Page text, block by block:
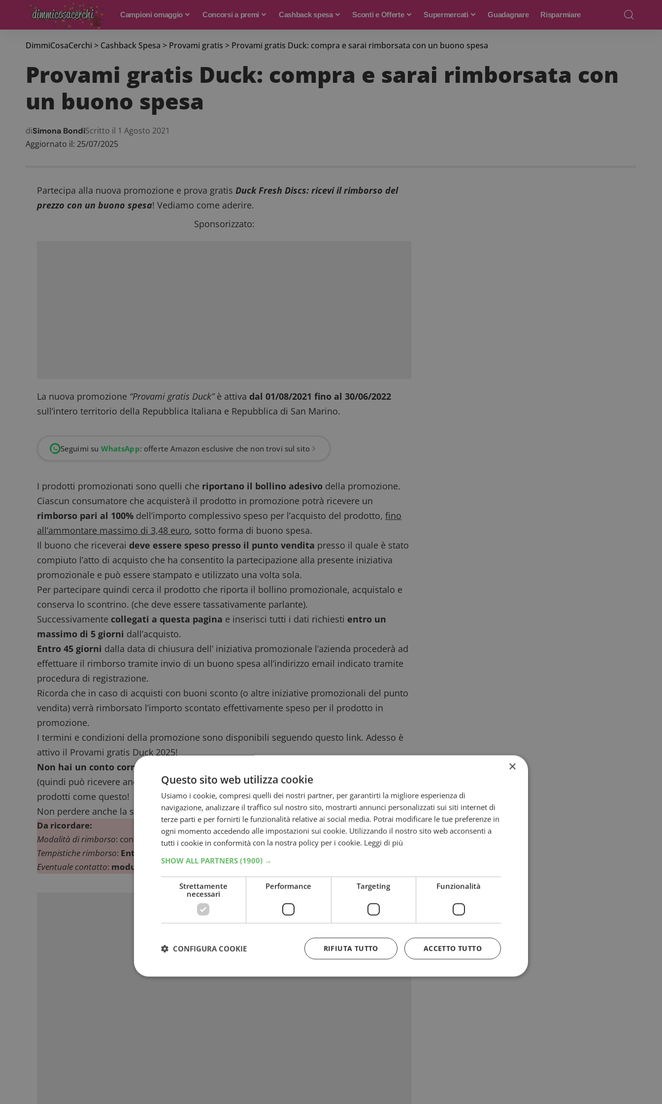
Campioni omaggio Concorsi a premi Cashback spesa Sconti e Offerte Supermercati Guadagnare Risparmiare
DimmiCosaCerchi > Cashback Spesa > Provami gratis > Provami gratis Duck: compra e sarai rimborsata con un buono spesa
Provami gratis Duck: compra e sarai rimborsata con
un buono spesa
Aggiornato il: 25/07/2025
diSimona BondiScritto il 1 Agosto 2021
Partecipa alla nuova promozione e prova gratisDuck Fresh Discs: ricevi il rimborso del
prezzo con un buono spesa! Vediamo come aderire.
Sponsorizzato:
La nuova promozione “Provami gratis Duck”è attiva dal 01/08/2021 fino al 30/06/2022
sull’intero territorio della Repubblica Italiana e Repubblica di San Marino.
Seguimi su WhatsApp: offerte Amazon esclusive che non trovi sul sito
I prodotti promozionati sono quelli che riportano il bollino adesivo della promozione.
Ciascun consumatore che acquisterà il prodotto in promozione potrà ricevere un
rimborso pari al 100% dell’importo complessivo speso per l’acquisto del prodotto,fino
all’ammontare massimo di 3,48 euro, sotto forma di buono spesa.
Il buono che riceverai deve essere speso presso il punto vendita presso il quale è stato
compiuto l’atto di acquisto che ha consentito la partecipazione alla presente iniziativa
promozionale e può essere stampato e utilizzato una volta sola.
Per partecipare quindi cerca il prodotto che riporta il bollino promozionale, acquistalo e
conserva lo scontrino. (che deve essere tassativamente parlante).
Successivamente collegati a questa pagina e inserisci tutti i dati richiesti entro un
massimo di 5 giorni dall’acquisto.
Entro 45 giorni dalla data di chiusura dell’ iniziativa promozionale l’azienda procederà ad
effettuare il rimborso tramite invio di un buono spesa all’indirizzo email indicato tramite
procedura di registrazione.
Ricorda che in caso di acquisti con buoni sconto (o altre iniziative promozionali del punto
vendita) verrà rimborsato l’importo scontato effettivamente speso per il prodotto in
promozione.
I termini e condizioni della promozione sono disponibili seguendo questo link. Adesso è
attivo il Provami gratis Duck 2025!
Non hai un conto corrente?
(quindi può ricevere anche bonifici) e la utilizzo anche io per ricevere i cashback dei
prodotti come questo!
Non perdere anche la sezione dedicata a tutti iProvami gratis!
Da ricordare:
Modalità di rimborso: con buono spesa
Tempistiche rimborso: Entro 45 giorni
Eventuale contatto: modulo contatti del sito
Sponsorizzato:
×
Questo sito web utilizza cookie
Usiamo i cookie, compresi quelli dei nostri partner, per garantirti la migliore esperienza di
navigazione, analizzare il traffico sul nostro sito, mostrarti annunci personalizzati sui siti internet di
terze parti e per fornirti le funzionalità relative ai social media. Potrai modificare le tue preferenze in
ogni momento accedendo alle impostazioni sui cookie. Utilizzando il nostro sito web acconsenti a
tutti i cookie in conformità con la nostra policy per i cookie. Leggi di più
SHOW ALL PARTNERS (1900) →
Strettamente
necessari
Performance Targeting Funzionalità
ACCETTO TUTTO
RIFIUTA TUTTO
CONFIGURA COOKIE